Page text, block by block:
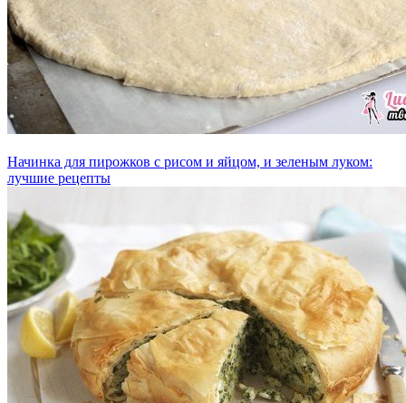
Начинка для пирожков с рисом и яйцом, и зеленым луком:
лучшие рецепты